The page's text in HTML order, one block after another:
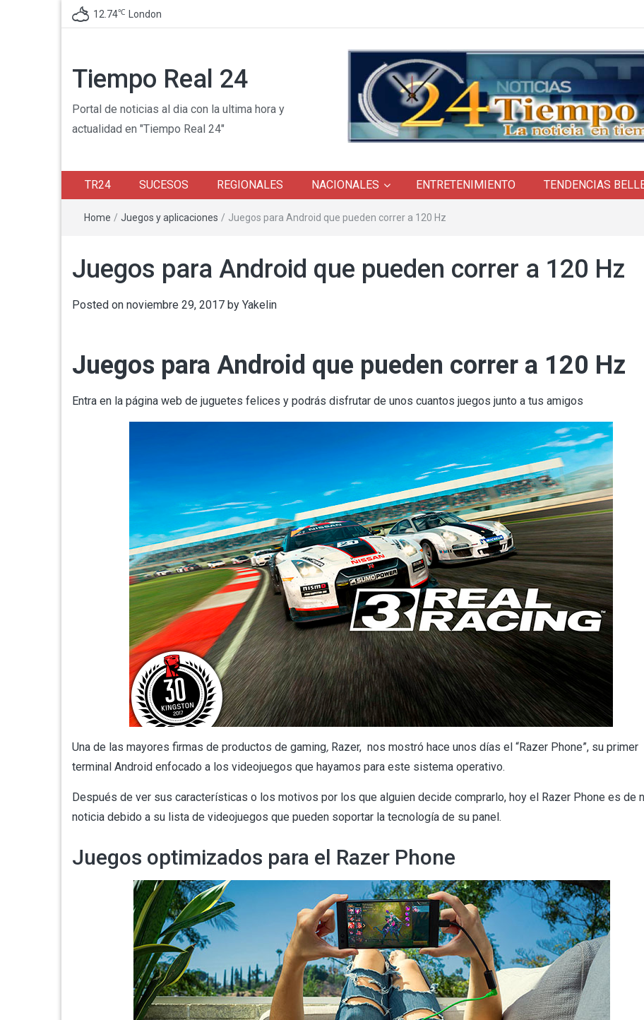
12.74℃ London
Tiempo Real 24
Portal de noticias al dia con la ultima hora y
actualidad en "Tiempo Real 24"
TR24 SUCESOS REGIONALES NACIONALES ENTRETENIMIENTO TENDENCIAS
Home / Juegos y aplicaciones / Juegos para Android que pueden correr a 120 Hz
Juegos para Android que pueden correr a 120 Hz
Posted on noviembre 29, 2017 by Yakelin
Juegos para Android que pueden correr a 120 Hz
Entra en la página web de juguetes felices y podrás disfrutar de unos cuantos juegos junto a tus amigos
Una de las mayores firmas de productos de gaming, Razer, nos mostró hace unos días el “Razer Phone”, su primer
terminal Android enfocado a los videojuegos que hayamos para este sistema operativo.
Después de ver sus características o los motivos por los que alguien decide comprarlo, hoy el Razer Phone es de
noticia debido a su lista de videojuegos que pueden soportar la tecnología de su panel.
Juegos optimizados para el Razer Phone